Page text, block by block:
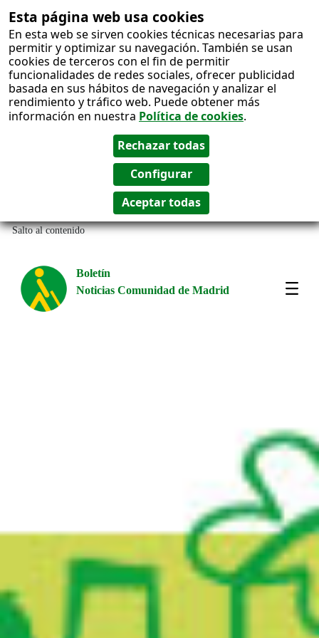
Esta página web usa cookies
En esta web se sirven cookies técnicas necesarias para
permitir y optimizar su navegación. También se usan
cookies de terceros con el fin de permitir
funcionalidades de redes sociales, ofrecer publicidad
basada en sus hábitos de navegación y analizar el
rendimiento y tráfico web. Puede obtener más
información en nuestra Política de cookies.
Salto al contenido
Boletín
Noticias Comunidad de Madrid